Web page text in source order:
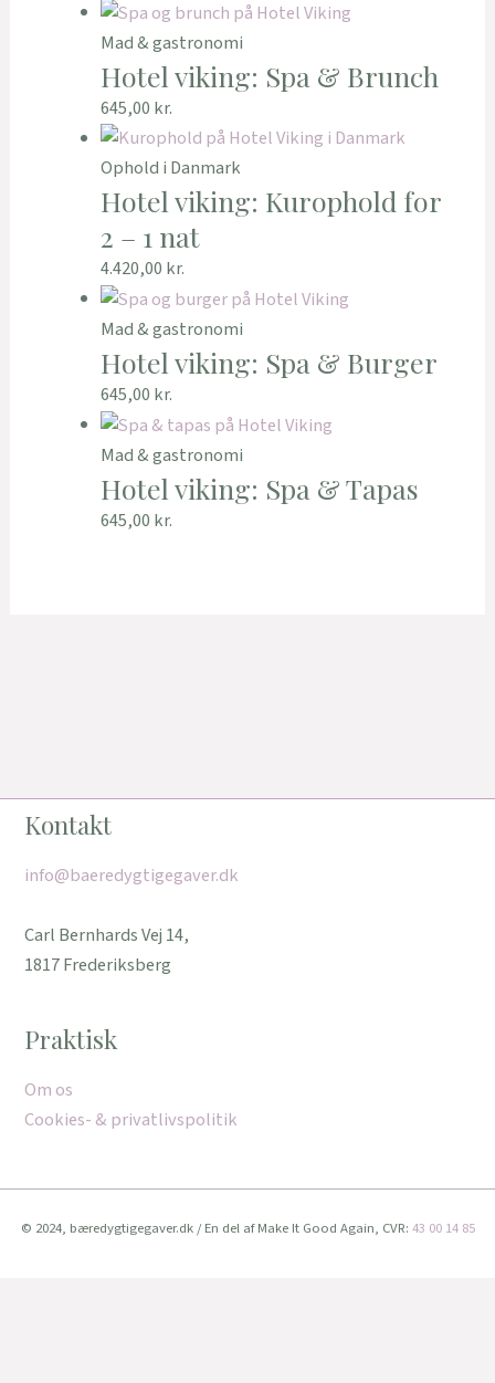
Mad & gastronomi
Hotel viking: Spa & Brunch
645,00 kr.
Ophold i Danmark
Hotel viking: Kurophold for
2 – 1 nat
4.420,00 kr.
Mad & gastronomi
Hotel viking: Spa & Burger
645,00 kr.
Mad & gastronomi
Hotel viking: Spa & Tapas
645,00 kr.
Kontakt
info@baeredygtigegaver.dk
Carl Bernhards Vej 14,
1817 Frederiksberg
Praktisk
Om os
Cookies- & privatlivspolitik
© 2024, bæredygtigegaver.dk / En del af Make It Good Again, CVR: 43 00 14 85